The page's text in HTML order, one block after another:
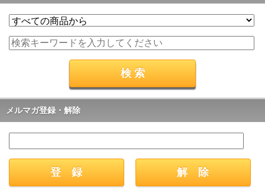
メルマガ登録・解除